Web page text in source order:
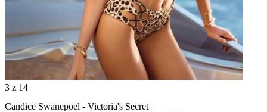
3 z 14
Candice Swanepoel - Victoria's Secret